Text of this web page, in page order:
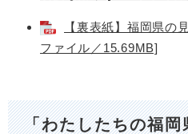
【裏表紙】福岡県の
ファイル／15.69MB]
「わたしたちの福